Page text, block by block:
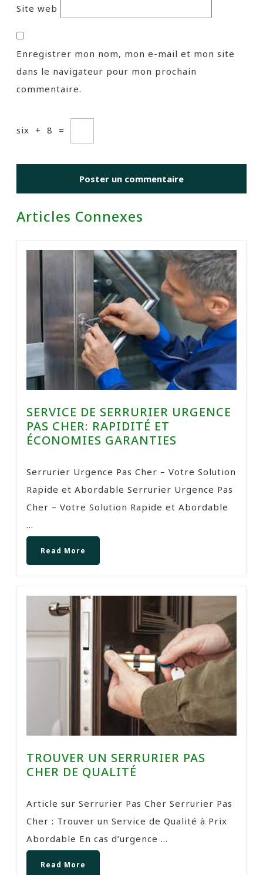
Site web
Enregistrer mon nom, mon e-mail et mon site
dans le navigateur pour mon prochain
commentaire.
six + 8 =
Articles Connexes
SERVICE DE SERRURIER URGENCE
PAS CHER: RAPIDITÉ ET
ÉCONOMIES GARANTIES
Serrurier Urgence Pas Cher – Votre Solution
Rapide et Abordable Serrurier Urgence Pas
Cher – Votre Solution Rapide et Abordable
...
Read More
TROUVER UN SERRURIER PAS
CHER DE QUALITÉ
Article sur Serrurier Pas Cher Serrurier Pas
Cher : Trouver un Service de Qualité à Prix
Abordable En cas d’urgence ...
Read More